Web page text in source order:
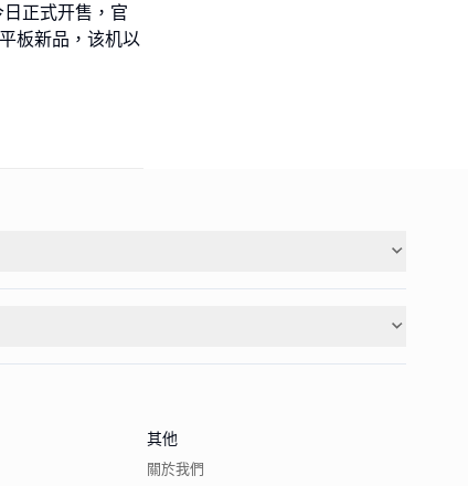
正式开售，官
板新品，该机以
其他
關於我們